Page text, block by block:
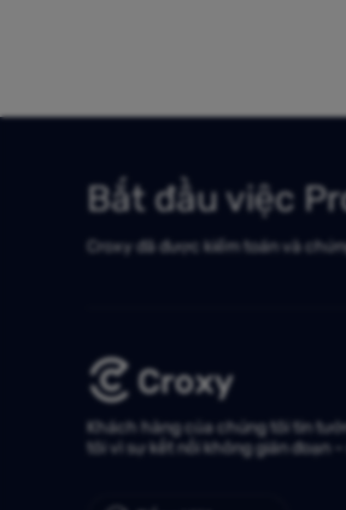
Bắt đầu việc
Croxy đã được kiểm toán và
Khách hàng của chúng tôi tin
tôi vì sự kết nối không gián đoạn –